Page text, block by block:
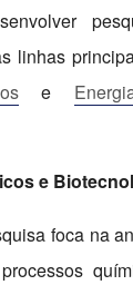
linhas
e
e
foca na